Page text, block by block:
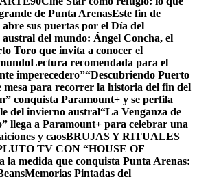
de Punta ArenasEste fin de
sus puertas por el Día del
austral del mundo: Ángel Concha, el
Toro que invita a conocer el
Lectura recomendada para el
imperecedero”“Descubriendo Puerto
para recorrer la historia del fin del
conquista Paramount+ y se perfila
del invierno austral“La Venganza de
llega a Paramount+ para celebrar una
y caosBRUJAS Y RITUALES
TV CON “HOUSE OF
la medida que conquista Punta Arenas:
Memorias Pintadas del